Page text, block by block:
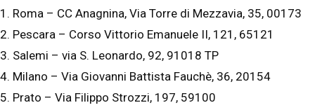
1. Roma – CC Anagnina, Via Torre di Mezzavia, 35, 00173
2. Pescara – Corso Vittorio Emanuele II, 121, 65121
3. Salemi – via S. Leonardo, 92, 91018 TP
4. Milano – Via Giovanni Battista Fauchè, 36, 20154
5. Prato – Via Filippo Strozzi, 197, 59100